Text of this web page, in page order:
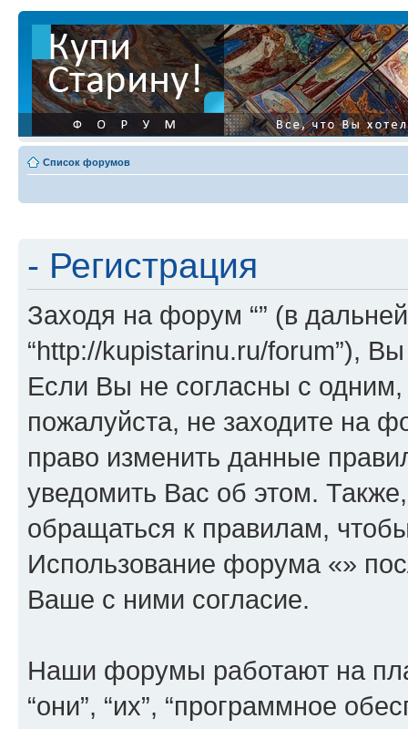
Список форумов
- Регистрация
Заходя на форум “” (в
“http://kupistarinu.ru/forum”),
Если Вы не согласны с
пожалуйста, не заходите на
право изменить данные
уведомить Вас об этом.
обращаться к правилам,
Использование форума «»
Ваше с ними согласие.
Наши форумы работают на
“они”, “их”, “программное